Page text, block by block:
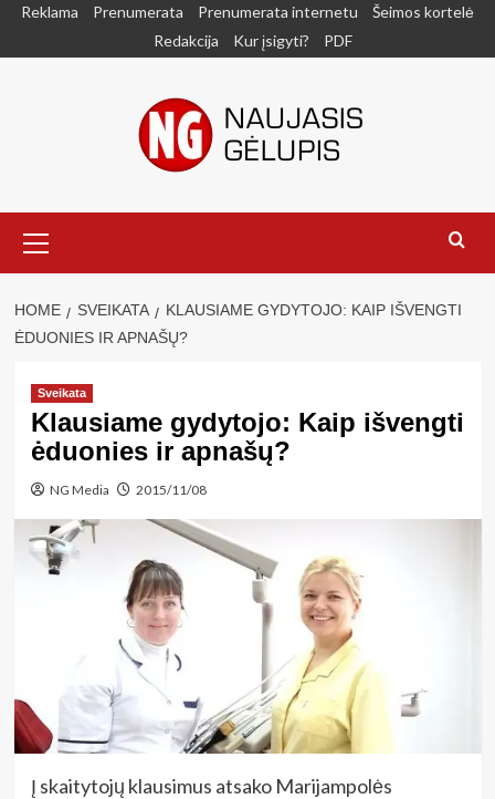
SkipReklama Prenumerata Prenumerata internetu
Šeimos kortelė
Redakcija
Kur įsigyti? PDF
Menu
HOME SVEIKATA
KLAUSIAME GYDYTOJO: KAIP IŠVENGTI
ĖDUONIES IR APNAŠŲ?
Sveikata
Klausiame gydytojo: Kaip išvengti
ėduonies ir apnašų?
NG Media 2015/11/08
Į skaitytojų klausimus atsako Marijampolės